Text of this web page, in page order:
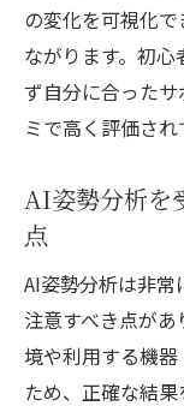
の変化を可視化
ながります。初
ず自分に合った
ミで高く評価され
AI姿勢分析を
点
AI姿勢分析は非
注意すべき点が
境や利用する機
ため、正確な結